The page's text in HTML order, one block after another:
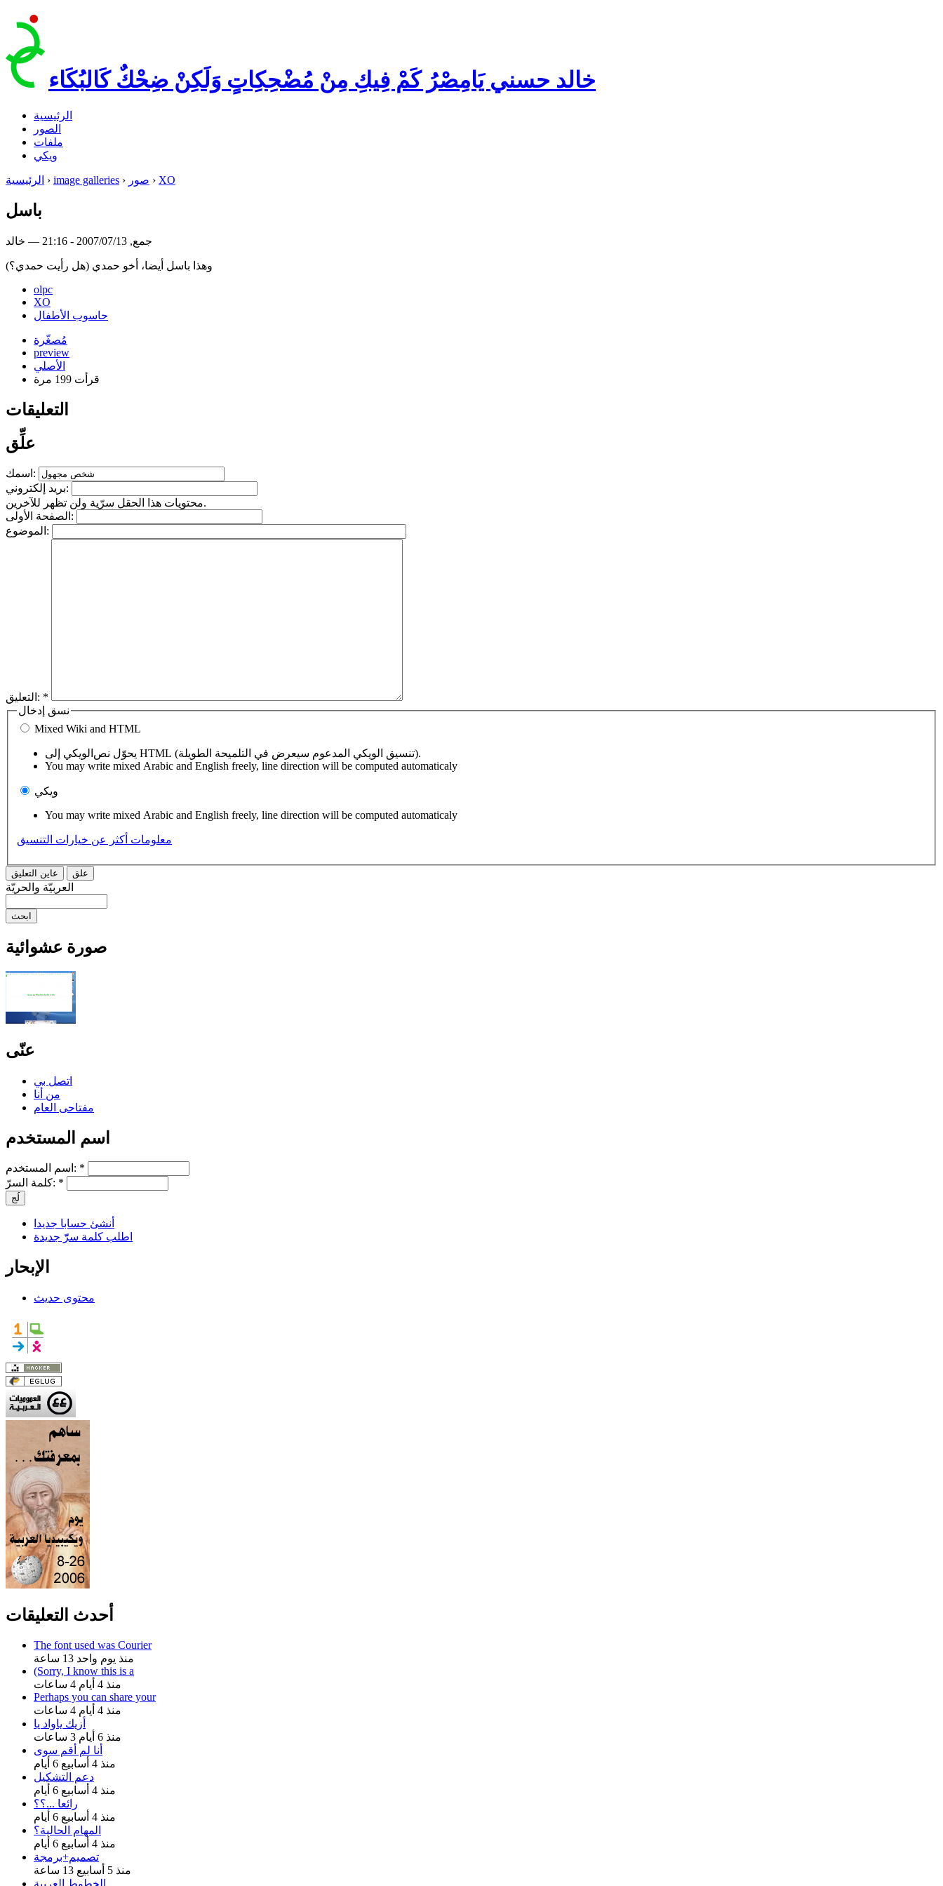
خالد حسني يَامِصْرُ كَمْ فِيكِ مِنْ مُضْحِكِاتٍ وَلَكِنْ ضِحْكٌ كَالبُكَاء
الرئيسية
الصور
ملفات
ويكي
الرئيسية › image galleries › صور › XO
باسل
جمع, 2007/07/13 - 21:16 — خالد
وهذا باسل أيضا، أخو حمدي (هل رأيت حمدي؟)
olpc
XO
حاسوب الأطفال
مُصغّرة
preview
الأصلي
قرأت 199 مرة
التعليقات
علِّق
اسمك:
بريد إلكتروني:
محتويات هذا الحقل سرّية ولن تظهر للآخرين.
الصفحة الأولى:
الموضوع:
التعليق: *
نسق إدخال
Mixed Wiki and HTML
يحوّل نص‌الويكي إلى HTML (تنسيق الويكي المدعوم سيعرض في التلميحة الطويلة).
You may write mixed Arabic and English freely, line direction will be computed automaticaly
ويكي
You may write mixed Arabic and English freely, line direction will be computed automaticaly
معلومات أكثر عن خيارات التنسيق
العربيّة والحريّة
صورة عشوائية
عنّى
اتصل بي
من أنا
مفتاحى العام
اسم المستخدم
اسم المستخدم: *
كلمة السرّ: *
أنشئ حسابا جديدا
اطلب كلمة سرّّ جديدة
الإبحار
محتوى حديث
أحدث التعليقات
The font used was Courier
منذ يوم واحد 13 ساعة
(Sorry, I know this is a
منذ 4 أيام 4 ساعات
Perhaps you can share your
منذ 4 أيام 4 ساعات
أزيك ياواد يا
منذ 6 أيام 3 ساعات
أنا لم أقم سوى
منذ 4 أسابيع 6 أيام
دعم التشكيل
منذ 4 أسابيع 6 أيام
رائعا ...؟؟
منذ 4 أسابيع 6 أيام
المهام الحالية؟
منذ 4 أسابيع 6 أيام
تصميم+برمجة
منذ 5 أسابيع 13 ساعة